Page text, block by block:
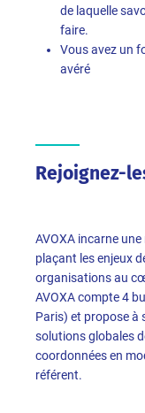
de laquelle
faire.
Vous avez un
avéré
Rejoignez-
AVOXA incarne
plaçant les enjeux
organisations au
AVOXA compte 4
Paris) et propose à
solutions globales
coordonnées en
référent.